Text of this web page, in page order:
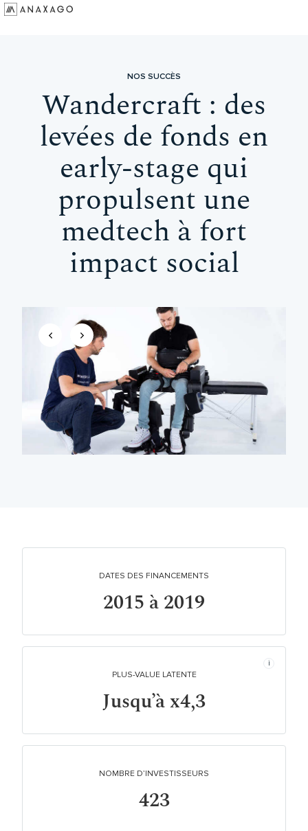
NOS SUCCÈS
Wandercraft : des
levées de fonds en
early-stage qui
propulsent une
medtech à fort
impact social
DATES DES FINANCEMENTS
2015 à 2019
PLUS-VALUE LATENTE
Jusqu’à x4,3
NOMBRE D’INVESTISSEURS
423